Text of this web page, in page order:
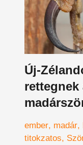
Új-
amelyek
esznek
ember madár
titokzatos